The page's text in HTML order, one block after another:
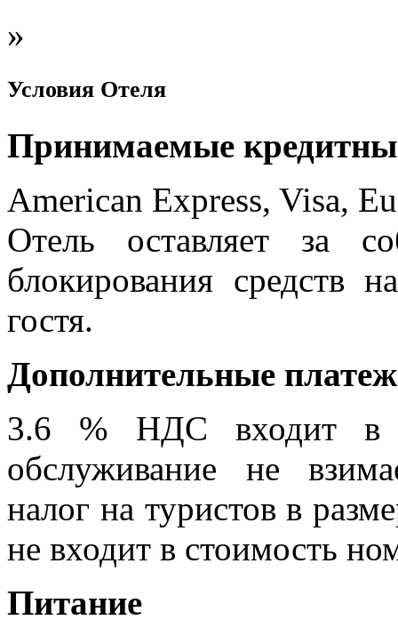
»
Условия Отеля
Принимаемые
American Express, Visa,
Отель оставляет за
блокирования средств
гостя.
Дополнительные
3.6 % НДС входит в
обслуживание не
налог на туристов в
не входит в стоимость
Питание